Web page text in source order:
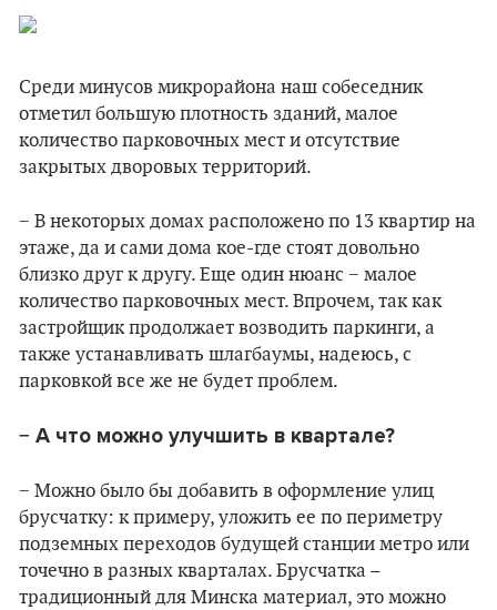
Среди минусов микрорайона наш собеседник
отметил большую плотность зданий, малое
количество парковочных мест и отсутствие
закрытых дворовых территорий.
− В некоторых домах расположено по 13 квартир на
этаже, да и сами дома кое-где стоят довольно
близко друг к другу. Еще один нюанс − малое
количество парковочных мест. Впрочем, так как
застройщик продолжает возводить паркинги, а
также устанавливать шлагбаумы, надеюсь, с
парковкой все же не будет проблем.
− А что можно улучшить в квартале?
− Можно было бы добавить в оформление улиц
брусчатку: к примеру, уложить ее по периметру
подземных переходов будущей станции метро или
точечно в разных кварталах. Брусчатка –
традиционный для Минска материал, это можно